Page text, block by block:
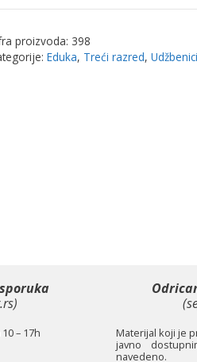
proizvoda: 398
Eduka, Treći razred,
– 17h
Materijal koji je
javno
navedeno.